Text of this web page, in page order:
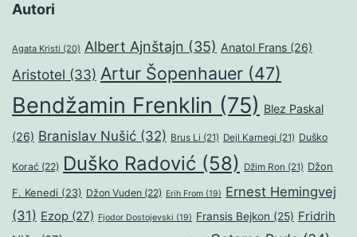
Autori
Agata Kristi (20) Albert Ajnštajn (35) Anatol Frans (26)
Aristotel (33) Artur Šopenhauer (47)
Bendžamin Frenklin (75) Blez Paskal
(26) Branislav Nušić (32) Brus Li (21) Dejl Karnegi (21) Duško
Korać (22) Duško Radović (58) Džim Ron (21) Džon
F. Kenedi (23) Džon Vuden (22) Erih From (19) Ernest Hemingvej
(31) Ezop (27) Fjodor Dostojevski (19) Fransis Bejkon (25) Fridrih